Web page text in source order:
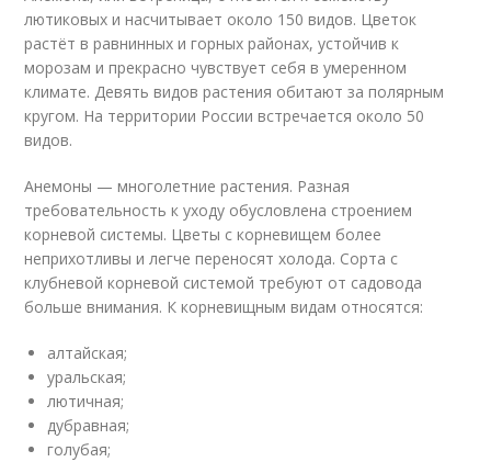
лютиковых и насчитывает около 150 видов. Цветок
растёт в равнинных и горных районах, устойчив к
морозам и прекрасно чувствует себя в умеренном
климате. Девять видов растения обитают за полярным
кругом. На территории России встречается около 50
видов.
Анемоны — многолетние растения. Разная
требовательность к уходу обусловлена строением
корневой системы. Цветы с корневищем более
неприхотливы и легче переносят холода. Сорта с
клубневой корневой системой требуют от садовода
больше внимания. К корневищным видам относятся:
алтайская;
уральская;
лютичная;
дубравная;
голубая;